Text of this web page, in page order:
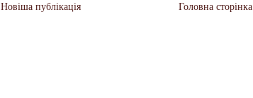
Новіша публікація Головна сторінка